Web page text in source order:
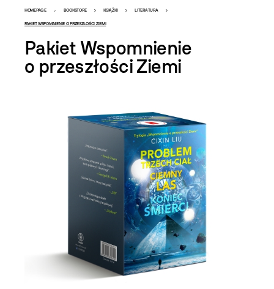
Bookstore
-
szablon
szczegóły
HOMEPAGE BOOKSTORE KSIĄŻKI LITERATURA
PAKIET WSPOMNIENIE O PRZESZŁOŚCI ZIEMI
Pakiet Wspomnienie
o przeszłości Ziemi